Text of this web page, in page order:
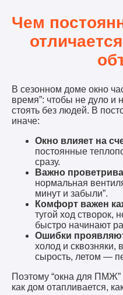
Чем
В сезонном доме окно
время”: чтобы не дуло и
стоять без людей. В
иначе:
Окно влияет на
постоянные
сразу.
Важно
нормальная
минут и забыли”.
Комфорт важен
тугой ход створок,
быстро начинают
Ошибки
холод и сквозняки,
сырость, летом —
Поэтому “окна для ПМЖ”
как дом отапливается,